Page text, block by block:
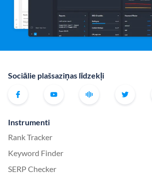
Sociālie plašsaziņas līdzekļi
Instrumenti
Rank Tracker
Keyword Finder
SERP Checker